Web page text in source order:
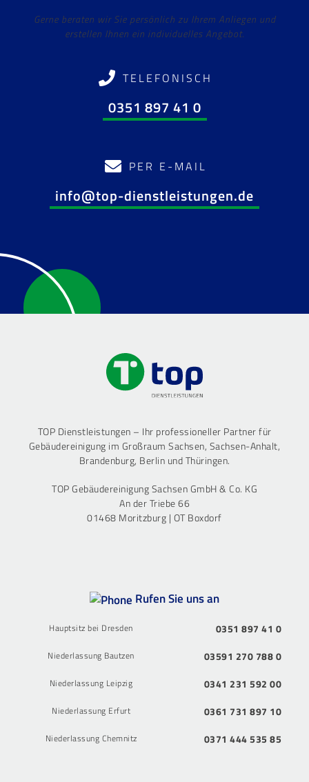
Gerne beraten wir Sie persönlich zu Ihrem Anliegen und
erstellen Ihnen ein individuelles Angebot.
TELEFONISCH
0351 897 41 0
PER E-MAIL
info@top-dienstleistungen.de
TOP Dienstleistungen – Ihr professioneller Partner für
Gebäudereinigung im Großraum Sachsen, Sachsen-Anhalt,
Brandenburg, Berlin und Thüringen.
TOP Gebäudereinigung Sachsen GmbH & Co. KG
An der Triebe 66
01468 Moritzburg | OT Boxdorf
Rufen Sie uns an
Hauptsitz bei Dresden 0351 897 41 0
Niederlassung Bautzen 03591 270 788 0
Niederlassung Leipzig 0341 231 592 00
Niederlassung Erfurt 0361 731 897 10
Niederlassung Chemnitz 0371 444 535 85